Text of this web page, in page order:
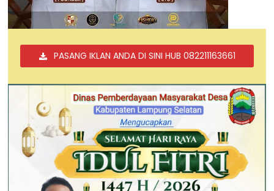
PASANG IKLAN ANDA DI SINI HUB 082211163661